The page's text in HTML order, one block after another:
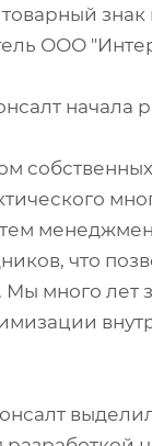
ООО
что
Мы много